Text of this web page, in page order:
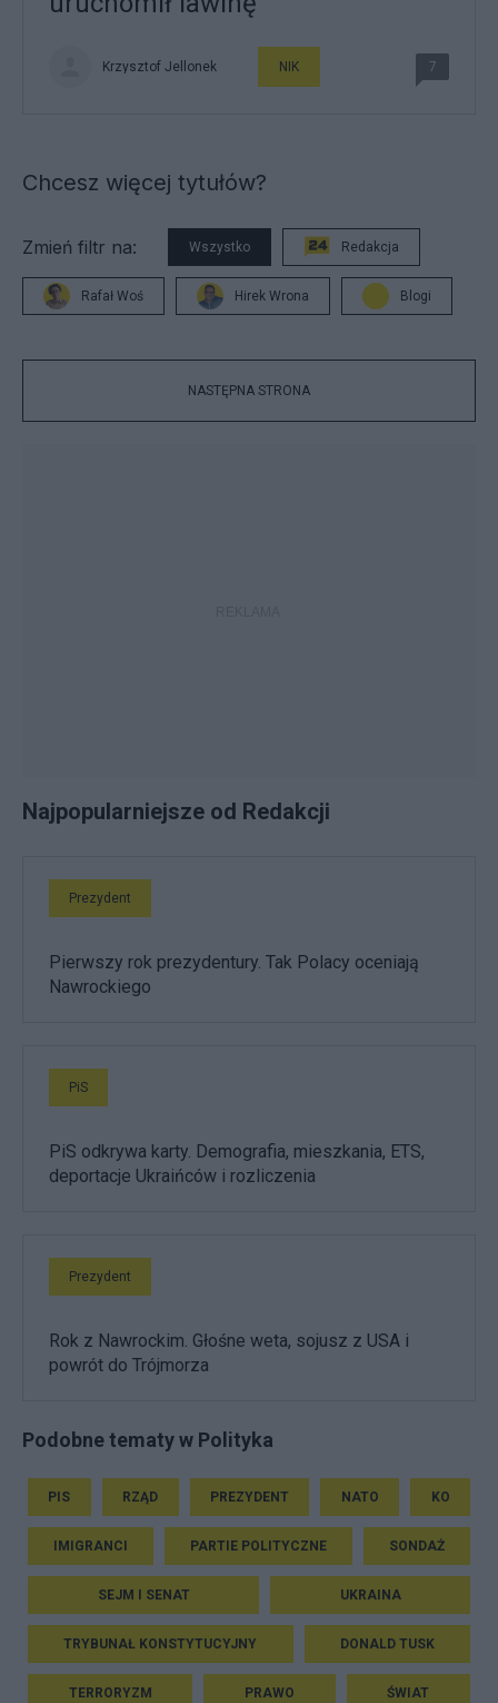
Krzysztof Jellonek NIK 7
Chcesz więcej tytułów?
Zmień filtr na: Wszystko Redakcja
Rafał Woś Hirek Wrona Blogi
NASTĘPNA STRONA
Najpopularniejsze od Redakcji
Prezydent
Pierwszy rok prezydentury. Tak Polacy oceniają
Nawrockiego
PiS
PiS odkrywa karty. Demografia, mieszkania, ETS,
deportacje Ukraińców i rozliczenia
Prezydent
Rok z Nawrockim. Głośne weta, sojusz z USA i
powrót do Trójmorza
Podobne tematy w Polityka
PIS RZĄD PREZYDENT NATO KO
IMIGRANCI PARTIE POLITYCZNE SONDAŻ
SEJM I SENAT UKRAINA
TRYBUNAŁ KONSTYTUCYJNY DONALD TUSK
TERRORYZM PRAWO ŚWIAT